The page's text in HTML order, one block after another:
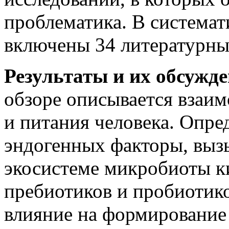
проблематика. В
включены 34
Результаты и их
обзоре описывается
и питания человека.
эндогенных факторы,
экосистеме микробиоты
пребиотиков и
влияние на